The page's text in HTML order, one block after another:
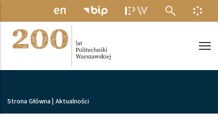
Przejdź do treści
MENU
Ścieżka nawigacyjna
Strona Główna Aktualności